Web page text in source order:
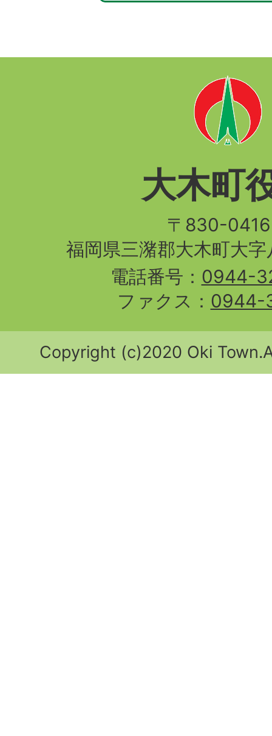
大木町
〒830-
福岡県三潴郡大木町大
電話番号： 0944-
ファクス： 0944-
Copyright (c)2020 Oki